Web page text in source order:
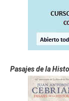
Pasajes de la